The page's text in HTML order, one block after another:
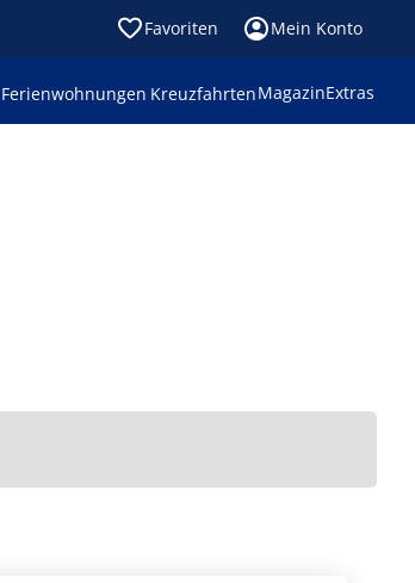
Favoriten Mein Konto
Ferienwohnungen KreuzfahrtenMagazinExtras